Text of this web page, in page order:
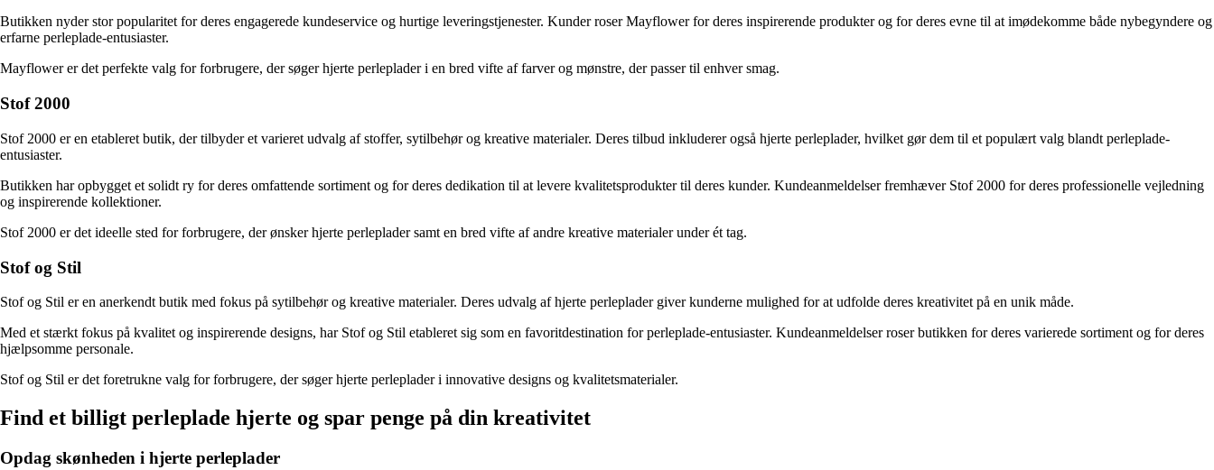
Butikken nyder stor popularitet for deres engagerede kundeservice og hurtige leveringstjenester. Kunder roser Mayflower for deres inspirerende produkter og for deres evne til at imødekomme både nybegyndere og
erfarne perleplade-entusiaster.
Mayflower er det perfekte valg for forbrugere, der søger hjerte perleplader i en bred vifte af farver og mønstre, der passer til enhver smag.
Stof 2000
Stof 2000 er en etableret butik, der tilbyder et varieret udvalg af stoffer, sytilbehør og kreative materialer. Deres tilbud inkluderer også hjerte perleplader, hvilket gør dem til et populært valg blandt perleplade-
entusiaster.
Butikken har opbygget et solidt ry for deres omfattende sortiment og for deres dedikation til at levere kvalitetsprodukter til deres kunder. Kundeanmeldelser fremhæver Stof 2000 for deres professionelle vejledning
og inspirerende kollektioner.
Stof 2000 er det ideelle sted for forbrugere, der ønsker hjerte perleplader samt en bred vifte af andre kreative materialer under ét tag.
Stof og Stil
Stof og Stil er en anerkendt butik med fokus på sytilbehør og kreative materialer. Deres udvalg af hjerte perleplader giver kunderne mulighed for at udfolde deres kreativitet på en unik måde.
Med et stærkt fokus på kvalitet og inspirerende designs, har Stof og Stil etableret sig som en favoritdestination for perleplade-entusiaster. Kundeanmeldelser roser butikken for deres varierede sortiment og for deres
hjælpsomme personale.
Stof og Stil er det foretrukne valg for forbrugere, der søger hjerte perleplader i innovative designs og kvalitetsmaterialer.
Find et billigt perleplade hjerte og spar penge på din kreativitet
Opdag skønheden i hjerte perleplader